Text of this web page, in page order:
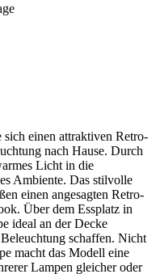
einen attraktiven Retro-
nach Hause. Durch
Licht in die
Ambiente. Das stilvolle
einen angesagten Retro-
Über dem Essplatz in
ideal an der Decke
schaffen. Nicht
macht das Modell eine
Lampen gleicher oder